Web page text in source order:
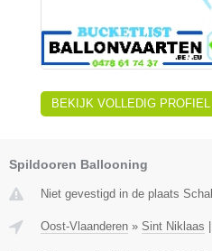
BEKIJK VOLLEDIG PROFIEL
Spildooren Ballooning
Niet gevestigd in de plaats
Oost-Vlaanderen » Sint Niklaas |